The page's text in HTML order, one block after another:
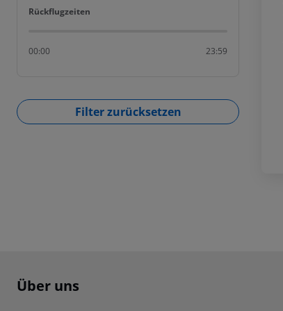
Rückflugzeiten
Rückflugzeiten
00:00 23:59
Filter zurücksetzen
Footer navigation
Über uns